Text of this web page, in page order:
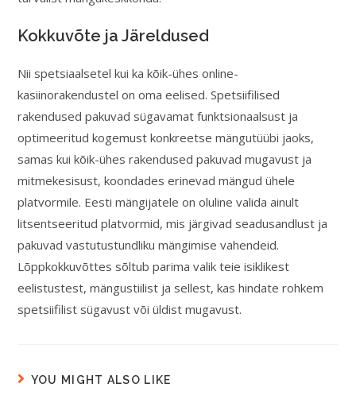
Kokkuvõte ja Järeldused
Nii spetsiaalsetel kui ka kõik-ühes online-
kasiinorakendustel on oma eelised. Spetsiifilised
rakendused pakuvad sügavamat funktsionaalsust ja
optimeeritud kogemust konkreetse mängutüübi jaoks,
samas kui kõik-ühes rakendused pakuvad mugavust ja
mitmekesisust, koondades erinevad mängud ühele
platvormile. Eesti mängijatele on oluline valida ainult
litsentseeritud platvormid, mis järgivad seadusandlust ja
pakuvad vastutustundliku mängimise vahendeid.
Lõppkokkuvõttes sõltub parima valik teie isiklikest
eelistustest, mängustiilist ja sellest, kas hindate rohkem
spetsiifilist sügavust või üldist mugavust.
YOU MIGHT ALSO LIKE